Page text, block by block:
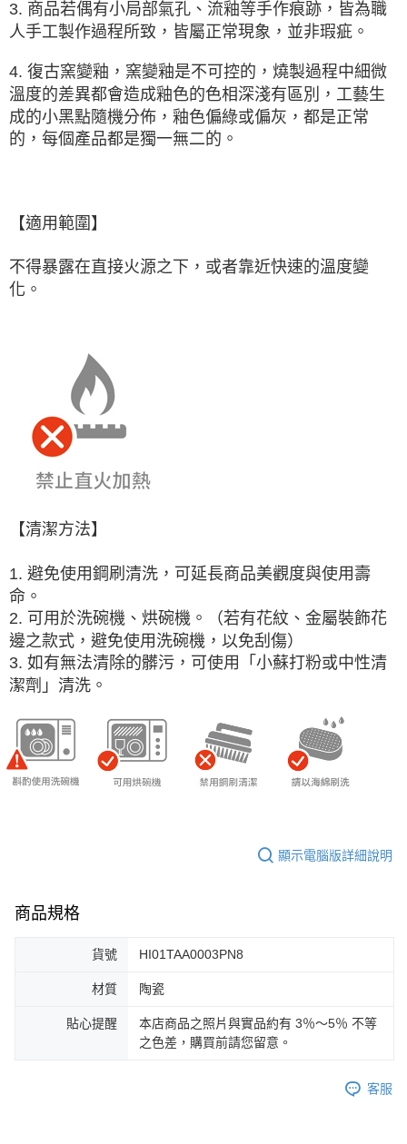
3. 商品若偶有小局部氣孔、流釉等手作痕跡，皆為職
人手工製作過程所致，皆屬正常現象，並非瑕疵。
4. 復古窯變釉，窯變釉是不可控的 ，燒製過程中細微
溫度的差異都會造成釉色的色相深淺有區別，工藝生
成的小黑點隨機分佈，釉色偏綠或偏灰，都是正常
的，每個產品都是獨一無二的。
【適用範圍】
不得暴露在直接火源之下，或者靠近快速的溫度變
化。
【清潔方法】
1. 避免使用鋼刷清洗，可延長商品美觀度與使用壽
命。
2. 可用於洗碗機、烘碗機。（若有花紋、金屬裝飾花
邊之款式，避免使用洗碗機，以免刮傷）
3. 如有無法清除的髒污，可使用「小蘇打粉或中性清
潔劑」清洗。
顯示電腦版詳細說明
商品規格
貨號 HI01TAA0003PN8
材質 陶瓷
貼心提醒
本店商品之照片與實品約有 3％～5％ 不等
之色差，購買前請您留意。
客服